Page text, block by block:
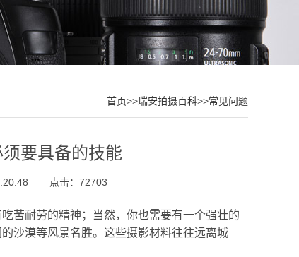
首页>>瑞安拍摄百科>>常见问题
要具备的技能
点击：72703
苦耐劳的精神；当然，你也需要有一个强壮的
沙漠等风景名胜。这些摄影材料往往远离城